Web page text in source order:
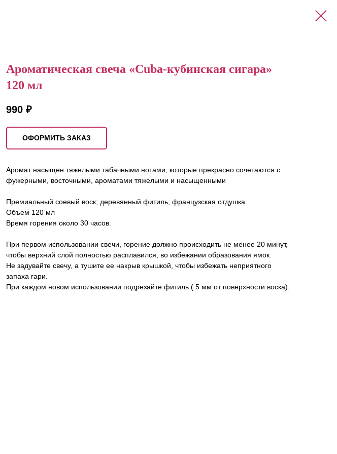
Ароматическая свеча «Cuba-кубинская сигара»
120 мл
990 ₽
ОФОРМИТЬ ЗАКАЗ
Аромат насыщен тяжелыми табачными нотами, которые прекрасно сочетаются с
фужерными, восточными, ароматами тяжелыми и насыщенными
Премиальный соевый воск; деревянный фитиль; французская отдушка.
Объем 120 мл
Время горения около 30 часов.
При первом использовании свечи, горение должно происходить не менее 20 минут,
чтобы верхний слой полностью расплавился, во избежании образования ямок.
Не задувайте свечу, а тушите ее накрыв крышкой, чтобы избежать неприятного
запаха гари.
При каждом новом использовании подрезайте фитиль ( 5 мм от поверхности воска).